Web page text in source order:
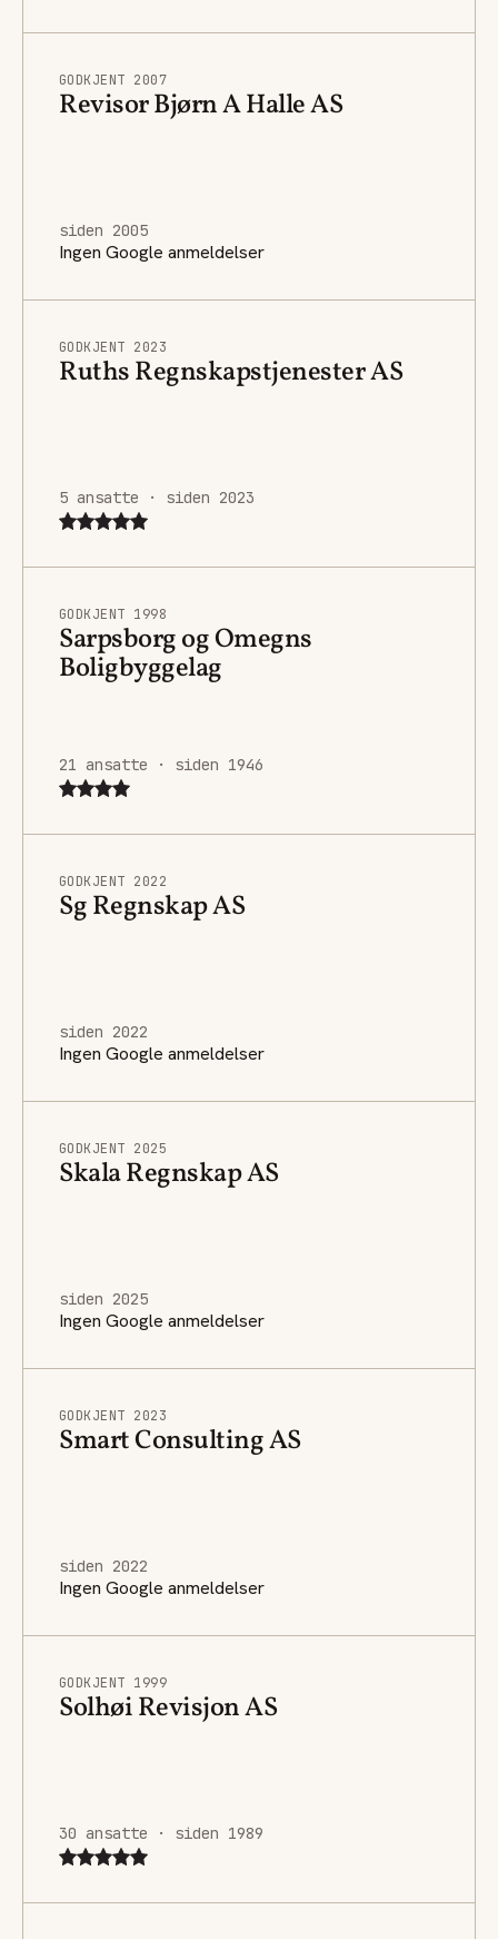
GODKJENT 2007
Revisor Bjørn A Halle AS
siden 2005
Ingen Google anmeldelser
GODKJENT 2023
Ruths Regnskapstjenester AS
5 ansatte · siden 2023
GODKJENT 1998
Sarpsborg og Omegns
Boligbyggelag
21 ansatte · siden 1946
GODKJENT 2022
Sg Regnskap AS
siden 2022
Ingen Google anmeldelser
GODKJENT 2025
Skala Regnskap AS
siden 2025
Ingen Google anmeldelser
GODKJENT 2023
Smart Consulting AS
siden 2022
Ingen Google anmeldelser
GODKJENT 1999
Solhøi Revisjon AS
30 ansatte · siden 1989